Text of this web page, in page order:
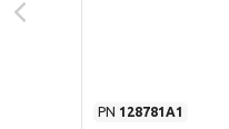
PN 128781A1